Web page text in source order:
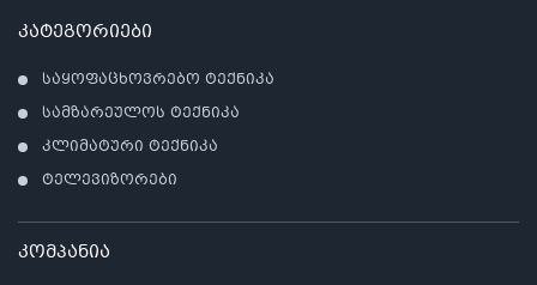
კატეგორიები
საყოფაცხოვრებო ტექნიკა
სამზარეულოს ტექნიკა
კლიმატური ტექნიკა
ტელევიზორები
კომპანია